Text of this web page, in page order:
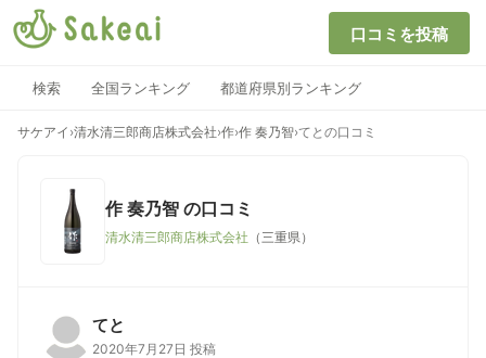
口コミを投稿
検索 全国ランキング 都道府県別ランキング
サケアイ ›清水清三郎商店株式会社›作›作 奏乃智›てとの口コミ
作 奏乃智 の口コミ
清水清三郎商店株式会社 （三重県）
てと
2020年7月27日 投稿